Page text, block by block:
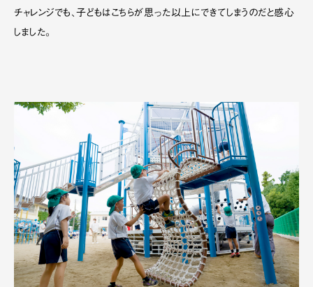
チャレンジでも、子どもはこちらが思った以上にできてしまうのだと感心
しました。